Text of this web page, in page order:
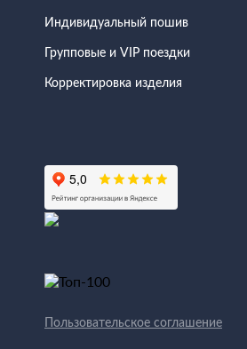
Индивидуальный пошив
Групповые и VIP поездки
Корректировка изделия
Пользовательское соглашение